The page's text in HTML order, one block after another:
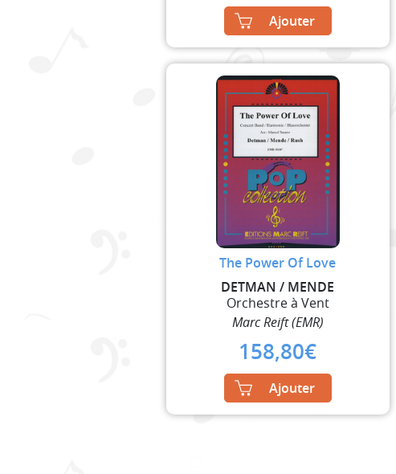
Ajouter
The Power Of Love
DETMAN / MENDE
Orchestre à Vent
Marc Reift (EMR)
158,80€
Ajouter